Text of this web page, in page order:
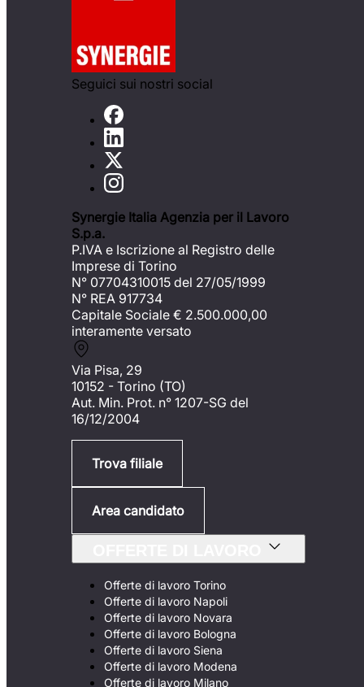
Seguici sui nostri social
Synergie Italia Agenzia per il Lavoro
S.p.a.
P.IVA e Iscrizione al Registro delle
Imprese di Torino
N° 07704310015 del 27/05/1999
N° REA 917734
Capitale Sociale € 2.500.000,00
interamente versato
Via Pisa, 29
10152 - Torino (TO)
Aut. Min. Prot. n° 1207-SG del
16/12/2004
Trova filiale
Area candidato
Offerte di lavoro Torino
Offerte di lavoro Napoli
Offerte di lavoro Novara
Offerte di lavoro Bologna
Offerte di lavoro Siena
Offerte di lavoro Modena
Offerte di lavoro Milano